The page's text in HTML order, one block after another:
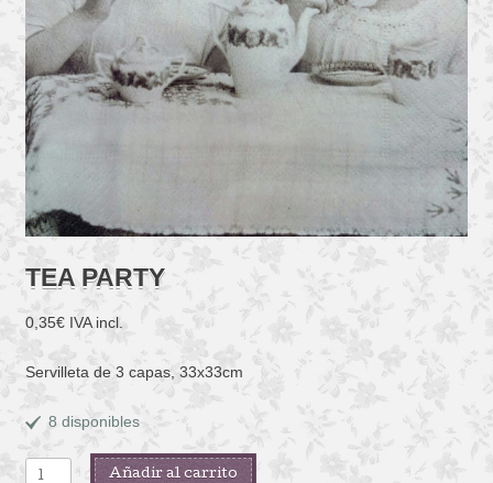
TEA PARTY
0,35€ IVA incl.
Servilleta de 3 capas, 33x33cm
8 disponibles
TEA
Añadir al carrito